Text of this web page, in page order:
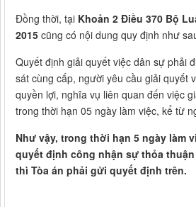
Đồng thời, tại Khoản 2 Điều 370 Bộ
2015 cũng có nội dung quy định như
Quyết định giải quyết việc dân sự phải
sát cùng cấp, người yêu cầu giải quyết
quyền lợi, nghĩa vụ liên quan đến việc
trong thời hạn 05 ngày làm việc, kể từ
Như vậy, trong thời hạn 5 ngày làm
quyết định công nhận sự thỏa
thì Tòa án phải gửi quyết định trên.